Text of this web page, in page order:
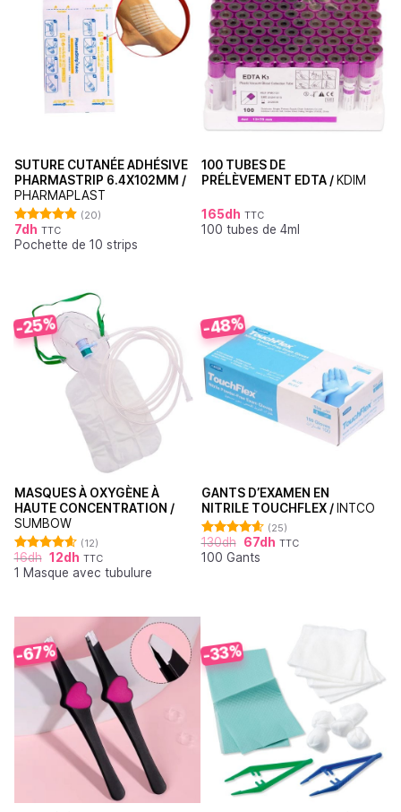
SUTURE CUTANÉE ADHÉSIVE
PHARMASTRIP 6.4X102MM /
PHARMAPLAST
Note4.90
sur 5
(20)
7dh TTC
Pochette de 10 strips
100 TUBES DE
PRÉLÈVEMENT EDTA / KDIM
165dh TTC
100 tubes de 4ml
-25%
MASQUES À OXYGÈNE À
HAUTE CONCENTRATION /
SUMBOW
Note
4.64
sur 5
(12)
16dh 12dh TTC
1 Masque avec tubulure
-48%
GANTS D’EXAMEN EN
NITRILE TOUCHFLEX / INTCO
Note4.60
sur 5
(25)
130dh 67dh TTC
100 Gants
-67% -33%